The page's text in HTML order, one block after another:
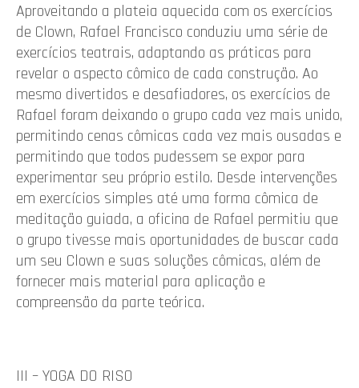
Aproveitando a plateia aquecida com os exercícios
de Clown, Rafael Francisco conduziu uma série de
exercícios teatrais, adaptando as práticas para
revelar o aspecto cômico de cada construção. Ao
mesmo divertidos e desafiadores, os exercícios de
Rafael foram deixando o grupo cada vez mais unido,
permitindo cenas cômicas cada vez mais ousadas e
permitindo que todos pudessem se expor para
experimentar seu próprio estilo. Desde intervenções
em exercícios simples até uma forma cômica de
meditação guiada, a oficina de Rafael permitiu que
o grupo tivesse mais oportunidades de buscar cada
um seu Clown e suas soluções cômicas, além de
fornecer mais material para aplicação e
compreensão da parte teórica.
III – YOGA DO RISO